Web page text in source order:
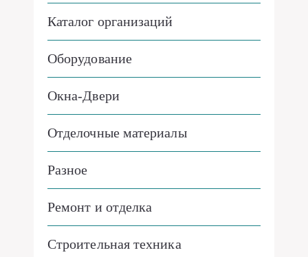
Каталог организаций
Оборудование
Окна-Двери
Отделочные материалы
Разное
Ремонт и отделка
Строительная техника